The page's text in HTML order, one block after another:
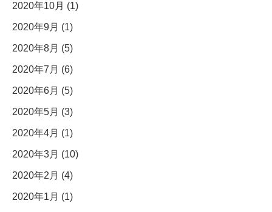
2020年10月 (1)
2020年9月 (1)
2020年8月 (5)
2020年7月 (6)
2020年6月 (5)
2020年5月 (3)
2020年4月 (1)
2020年3月 (10)
2020年2月 (4)
2020年1月 (1)